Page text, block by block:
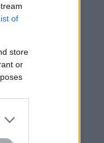
of
store
or